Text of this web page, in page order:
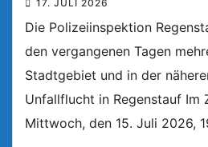
17. JULI 2026
Die Polizeiinspektion
den vergangenen Tagen
Stadtgebiet und in der
Unfallflucht in Regenstauf Im
Mittwoch, den 15. Juli 2026,